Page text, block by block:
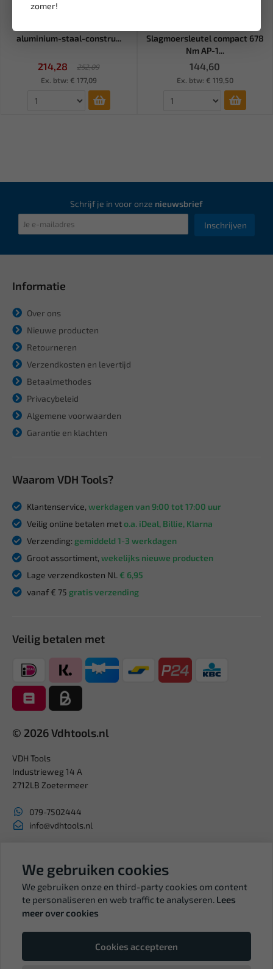
zomer!Leverbaar
aluminium-staal-constru...
214,28
252,09
Ex. btw: € 177,09
Slagmoersleutel compact 678
Nm AP-1...
144,60
Ex. btw: € 119,50
Schrijf je in voor onze nieuwsbrief
Inschrijven
Informatie
Over ons
Nieuwe producten
Retourneren
Verzendkosten en levertijd
Betaalmethodes
Privacybeleid
Algemene voorwaarden
Garantie en klachten
Waarom VDH Tools?
Klantenservice, werkdagen van 9:00 tot 17:00 uur
Veilig online betalen meto.a. iDeal, Billie, Klarna
Verzending: gemiddeld 1-3 werkdagen
Groot assortiment, wekelijks nieuwe producten
Lage verzendkosten NL € 6,95
vanaf € 75 gratis verzending
Veilig betalen met
© 2026 Vdhtools.nl
VDH Tools
Industrieweg 14 A
2712LB Zoetermeer
079-7502444
info@vdhtools.nl
BTW: NL819958657B01
We gebruiken cookies
We gebruiken onze en third-party cookies om content
te personaliseren en web traffic te analyseren. Lees
meer over cookies
Cookies accepteren